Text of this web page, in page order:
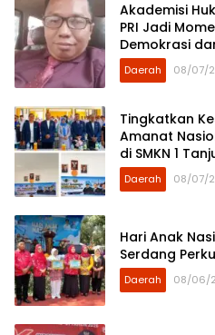
Akademisi
PRI Jadi
Demokrasi
Rakyat
Daerah 08/07/
Tingkatkan
Amanat
di SMKN 1
Daerah 08/07/
Hari Anak
Serdang
Daerah 08/06/